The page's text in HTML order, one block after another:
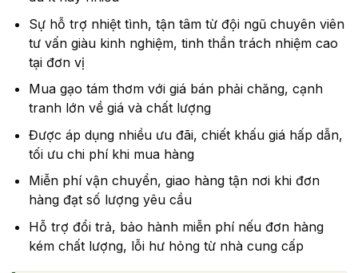
Sự hỗ trợ nhiệt tình, tận tâm từ đội ngũ chuyên viên
tư vấn giàu kinh nghiệm, tinh thần trách nhiệm cao
tại đơn vị
Mua gạo tám thơm với giá bán phải chăng, cạnh
tranh lớn về giá và chất lượng
Được áp dụng nhiều ưu đãi, chiết khấu giá hấp dẫn,
tối ưu chi phí khi mua hàng
Miễn phí vận chuyển, giao hàng tận nơi khi đơn
hàng đạt số lượng yêu cầu
Hỗ trợ đổi trả, bảo hành miễn phí nếu đơn hàng
kém chất lượng, lỗi hư hỏng từ nhà cung cấp